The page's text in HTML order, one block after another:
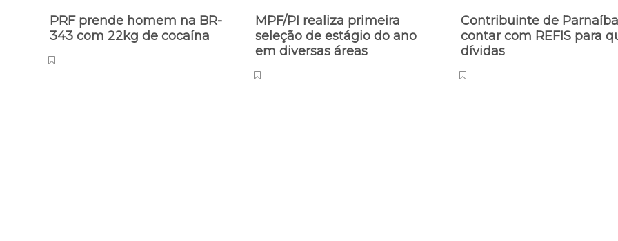
PRF prende homem na BR-
343 com 22kg de cocaína
MPF/PI realiza primeira
seleção de estágio do ano
em diversas áreas
Contribuinte de
contar com REFIS para
dívidas